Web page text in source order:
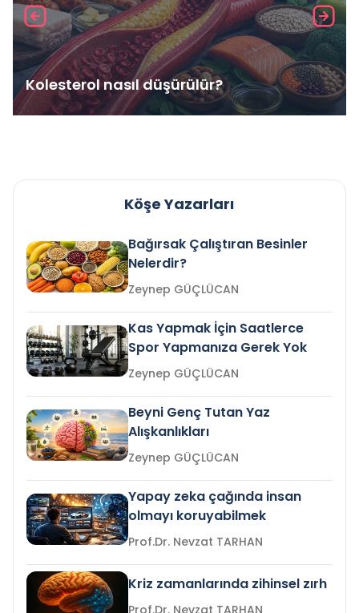
Kolesterol nasıl düşürülür?
Köşe Yazarları
Bağırsak Çalıştıran Besinler
Nelerdir?
Zeynep GÜÇLÜCAN
Kas Yapmak İçin Saatlerce
Spor Yapmanıza Gerek Yok
Zeynep GÜÇLÜCAN
Beyni Genç Tutan Yaz
Alışkanlıkları
Zeynep GÜÇLÜCAN
Yapay zeka çağında insan
olmayı koruyabilmek
Prof.Dr. Nevzat TARHAN
Kriz zamanlarında zihinsel zırh
Prof.Dr. Nevzat TARHAN